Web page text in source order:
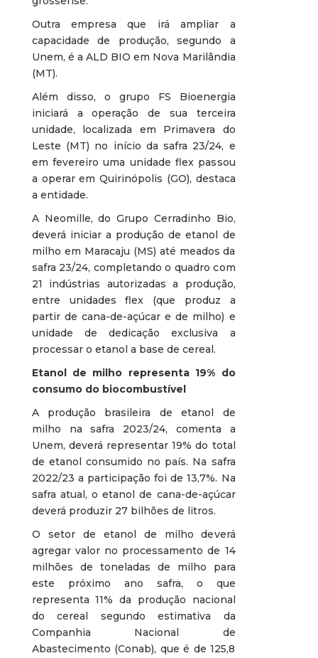
Outra empresa que irá ampliar a
capacidade de produção, segundo a
Unem, é a ALD BIO em Nova Marilândia
(MT).
Além disso, o grupo FS Bioenergia
iniciará a operação de sua terceira
unidade, localizada em Primavera do
Leste (MT) no início da safra 23/24, e
em fevereiro uma unidade flex passou
a operar em Quirinópolis (GO), destaca
a entidade.
A Neomille, do Grupo Cerradinho Bio,
deverá iniciar a produção de etanol de
milho em Maracaju (MS) até meados da
safra 23/24, completando o quadro com
21 indústrias autorizadas a produção,
entre unidades flex (que produz a
partir de cana-de-açúcar e de milho) e
unidade de dedicação exclusiva a
processar o etanol a base de cereal.
Etanol de milho representa 19% do
consumo do biocombustível
A produção brasileira de etanol de
milho na safra 2023/24, comenta a
Unem, deverá representar 19% do total
de etanol consumido no país. Na safra
2022/23 a participação foi de 13,7%. Na
safra atual, o etanol de cana-de-açúcar
deverá produzir 27 bilhões de litros.
O setor de etanol de milho deverá
agregar valor no processamento de 14
milhões de toneladas de milho para
este próximo ano safra, o que
representa 11% da produção nacional
do cereal segundo estimativa da
Companhia Nacional de
Abastecimento (Conab), que é de 125,8